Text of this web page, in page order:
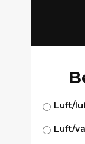
Luft/
Luft/